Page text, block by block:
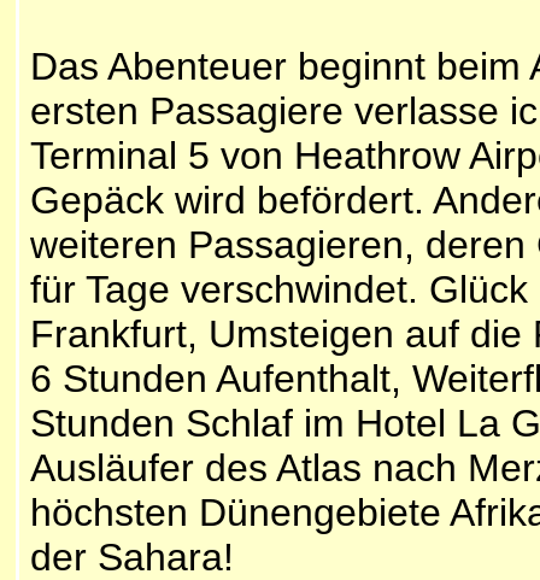
Das Abenteuer beginnt
ersten Passagiere verlasse
Terminal 5 von Heathrow
Gepäck wird befördert.
weiteren Passagieren,
für Tage verschwindet.
Frankfurt, Umsteigen auf
6 Stunden Aufenthalt,
Stunden Schlaf im Hotel La
Ausläufer des Atlas nach
höchsten Dünengebiete
der Sahara!